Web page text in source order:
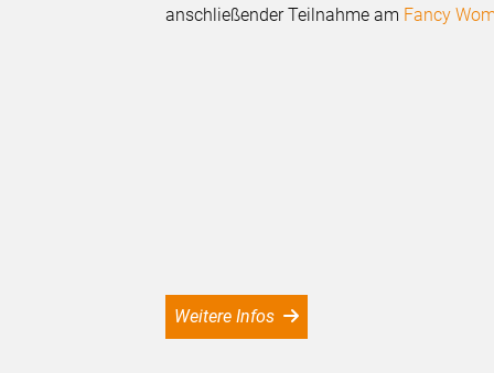
anschließender Teilnahme am Fancy
Weitere Infos